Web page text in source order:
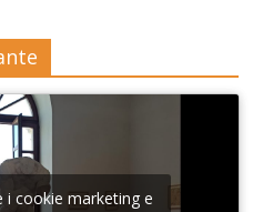
i cookie marketing e